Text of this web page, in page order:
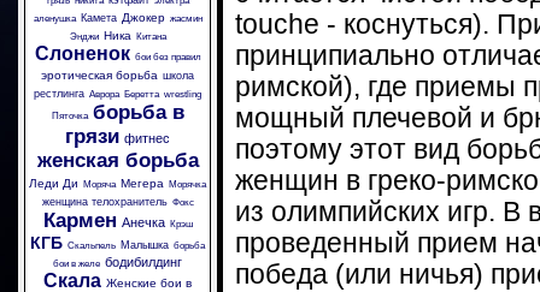
аленушка
Камета Джокер жасмин
Энджи Ника Китана
Слоненок бои без правил
эротическая борьба школа
рестлинга Аврора Беретта wrestling
Пяточка борьба в
грязи фитнес
женская борьба
Леди Ди Моряча Мегера Морячка
женщина телохранитель Фокс
Кармен Анечка Крэш
КГБ Скальпель Малышка борьба
бои в желе бодибилдинг
Скала Женские бои в
touche - коснуться).
принципиально
римской), где приемы
мощный плечевой и
поэтому этот вид
женщин в греко-
из олимпийских игр.
проведенный прием
победа (или ничья)